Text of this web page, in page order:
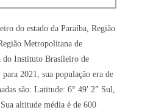
do estado da Paraíba, Região
Metropolitana de
do Instituto Brasileiro de
2021, sua população era de
são: Latitude: 6° 49′ 2” Sul,
altitude média é de 600